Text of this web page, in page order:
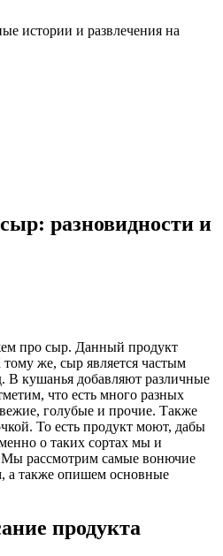
истории и развлечения на
разновидности и
про сыр. Данный продукт
же, сыр является частым
В кушанья добавляют различные
что есть много разных
голубые и прочие. Также
То есть продукт моют, дабы
о таких сортах мы и
Мы рассмотрим самые вонючие
а также опишем основные
продукта